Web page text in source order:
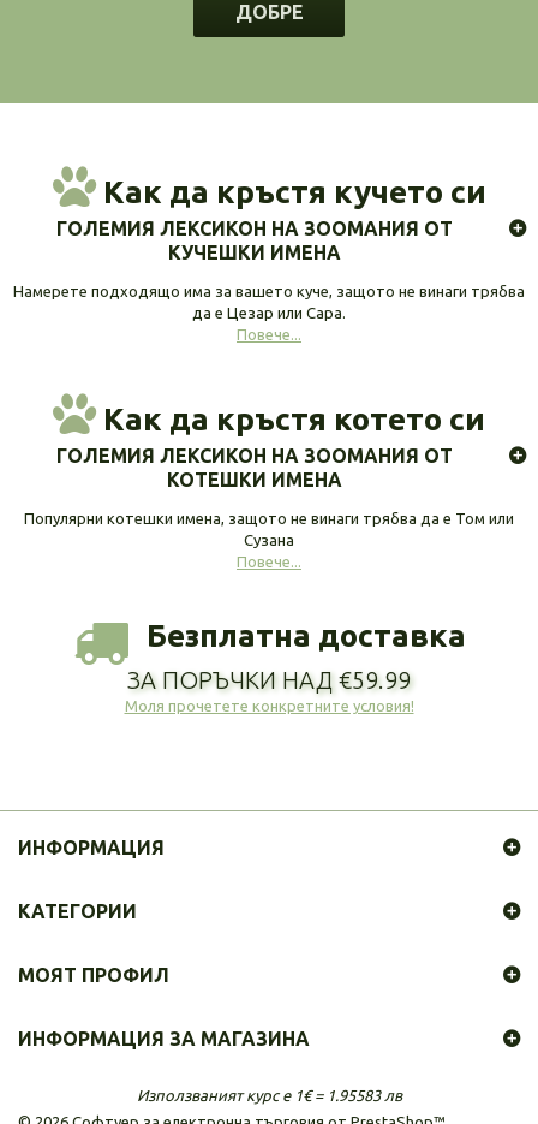
ДОБРЕ
Как да кръстя кучето си
ГОЛЕМИЯ ЛЕКСИКОН НА ЗООМАНИЯ ОТ
КУЧЕШКИ ИМЕНА
Намерете подходящо има за вашето куче, защото не винаги трябва
да е Цезар или Сара.
Повече...
Как да кръстя котето си
ГОЛЕМИЯ ЛЕКСИКОН НА ЗООМАНИЯ ОТ
КОТЕШКИ ИМЕНА
Популярни котешки имена, защото не винаги трябва да е Том или
Сузана
Повече...
Безплатна доставка
ЗА ПОРЪЧКИ НАД €59.99
Моля прочетете конкретните условия!
ИНФОРМАЦИЯ
КАТЕГОРИИ
МОЯТ ПРОФИЛ
ИНФОРМАЦИЯ ЗА МАГАЗИНА
Използваният курс е 1€ = 1.95583 лв